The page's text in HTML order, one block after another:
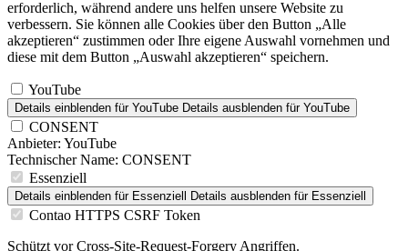
erforderlich, während andere uns helfen unsere Website zu
verbessern. Sie können alle Cookies über den Button „Alle
akzeptieren“ zustimmen oder Ihre eigene Auswahl vornehmen und
diese mit dem Button „Auswahl akzeptieren“ speichern.
YouTube
Details einblenden für YouTube Details ausblenden für YouTube
CONSENT
Anbieter: YouTube
Technischer Name: CONSENT
Essenziell
Details einblenden für Essenziell Details ausblenden für Essenziell
Contao HTTPS CSRF Token
Schützt vor Cross-Site-Request-Forgery Angriffen.